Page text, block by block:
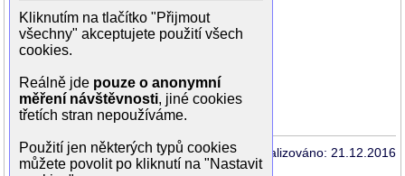
Vekoslav Satoria (starosta)
Jiřina Steimarová (žačka).
Helena Svirtová (žačka)
Milena Velíšková (žačka)
Karel Veverka (zahradnik)
Erna Ženíšková (Lidka)
Aktualizováno: 21.12.2016
Kliknutím na tlačítko "Přijmout
všechny" akceptujete použití všech
cookies.
Reálně jde pouze o anonymní
měření návštěvnosti, jiné cookies
třetích stran nepoužíváme.
Použití jen některých typů cookies
můžete povolit po kliknutí na "Nastavit